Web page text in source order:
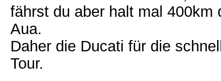
fährst du aber halt mal 400km
Aua.
Daher die Ducati für die
Tour.